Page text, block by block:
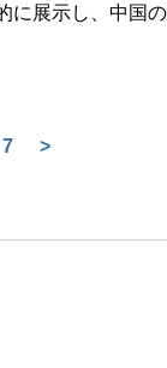
展示し、中国
7 >